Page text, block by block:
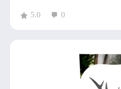
5.0 0